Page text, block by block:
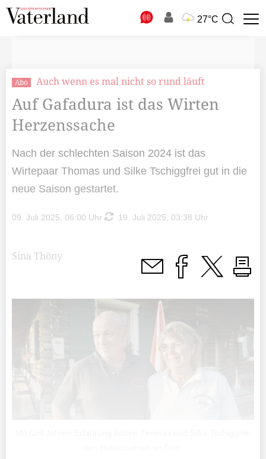
27°C
Suchbegriff
Abo Auch wenn es mal nicht so rund läuft
Auf Gafadura ist das Wirten
Herzenssache
Nach der schlechten Saison 2024 ist das
Wirtepaar Thomas und Silke Tschiggfrei gut in die
neue Saison gestartet.
09. Juli 2025, 06:00 Uhr 19. Juli 2025, 03:38 Uhr
Sina Thöny